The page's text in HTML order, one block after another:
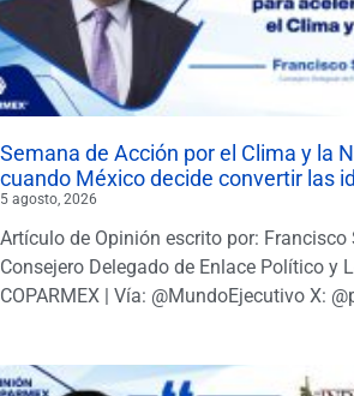
Semana de Acción por el Clima y la
cuando México decide convertir las
5 agosto, 2026
Artículo de Opinión escrito por: Francisco
Consejero Delegado de Enlace Político y
COPARMEX | Vía: @MundoEjecutivo X: